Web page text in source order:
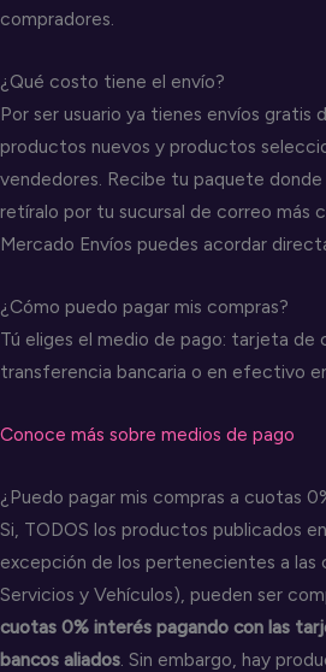
compradores.
¿Qué costo tiene el envío?
Por ser usuario ya tienes envíos gratis
productos nuevos y productos
vendedores. Recibe tu paquete
retíralo por tu sucursal de correo más
Mercado Envíos puedes acordar
¿Cómo puedo pagar mis compras?
Tú eliges el medio de pago: tarjeta
transferencia bancaria o en efectivo
Conoce más sobre medios de pago
¿Puedo pagar mis compras a cuotas
Si, TODOS los productos publicados
excepción de los pertenecientes a las
Servicios y Vehículos), pueden ser
cuotas 0% interés pagando con las
bancos aliados . Sin embargo, hay